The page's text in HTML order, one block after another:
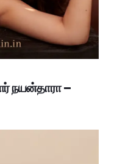
நயன்தாரா –